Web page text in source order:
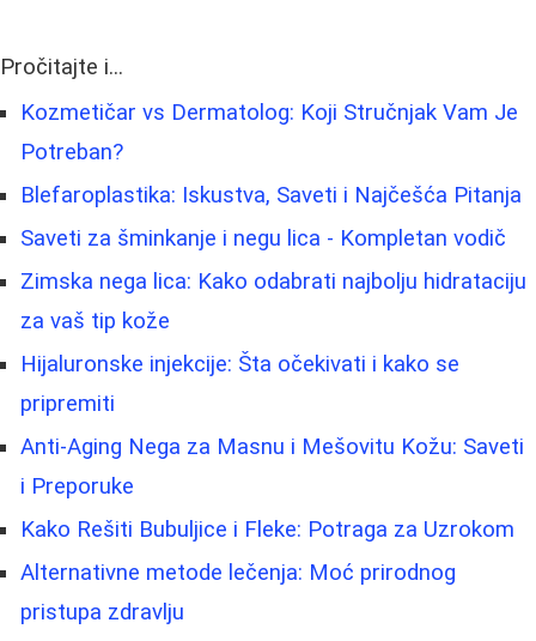
Pročitajte i...
Kozmetičar vs Dermatolog: Koji Stručnjak Vam Je
Potreban?
Blefaroplastika: Iskustva, Saveti i Najčešća Pitanja
Saveti za šminkanje i negu lica - Kompletan vodič
Zimska nega lica: Kako odabrati najbolju hidrataciju
za vaš tip kože
Hijaluronske injekcije: Šta očekivati i kako se
pripremiti
Anti-Aging Nega za Masnu i Mešovitu Kožu: Saveti
i Preporuke
Kako Rešiti Bubuljice i Fleke: Potraga za Uzrokom
Alternativne metode lečenja: Moć prirodnog
pristupa zdravlju